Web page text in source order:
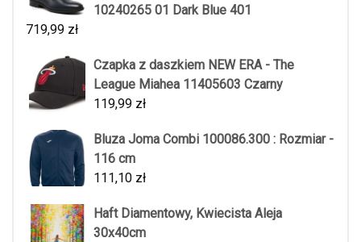
10240265 01 Dark Blue 401
719,99 zł
Czapka z daszkiem NEW ERA - The
League Miahea 11405603 Czarny
119,99 zł
Bluza Joma Combi 100086.300 : Rozmiar -
116 cm
111,10 zł
Haft Diamentowy, Kwiecista Aleja
30x40cm